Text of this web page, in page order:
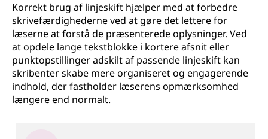
Korrekt brug af linjeskift hjælper med at forbedre
skrivefærdighederne ved at gøre det lettere for
læserne at forstå de præsenterede oplysninger. Ved
at opdele lange tekstblokke i kortere afsnit eller
punktopstillinger adskilt af passende linjeskift kan
skribenter skabe mere organiseret og engagerende
indhold, der fastholder læserens opmærksomhed
længere end normalt.